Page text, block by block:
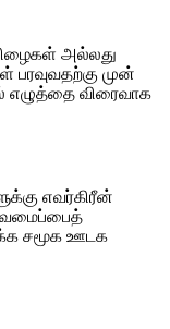
பிழைகள் அல்லது
முன்
எழுத்தை விரைவாக
எவர்கிரீன்
சமூக ஊடக